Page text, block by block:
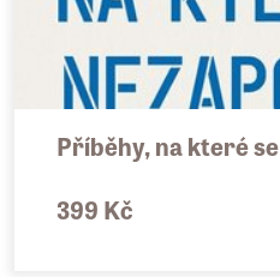
nakladatelství Labyrint
kdo přispěly k dobrému
vlasti“ a [Záložka]
změn.
Profily osobností v knize:
Příběhy, na které
399 Kč